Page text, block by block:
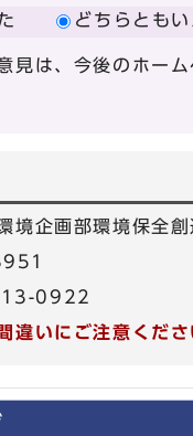
どちらとも
見は、今後のホー
境企画部環境保全創
0922
違いにご注意くださ